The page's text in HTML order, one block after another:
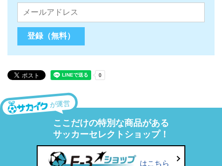
が運営
ここだけの特別な商品がある
サッカーセレクトショップ！
はこちら